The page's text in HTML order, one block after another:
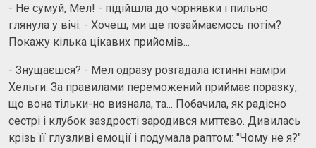
- Не сумуй, Мел! - підійшла до чорнявки і пильно
глянула у вічі. - Хочеш, ми ще позаймаємось потім?
Покажу кілька цікавих прийомів...
- Знущаєшся? - Мел одразу розгадала істинні наміри
Хельги. За правилами переможений приймає поразку,
що вона тільки-но визнала, та... Побачила, як радісно
сестрі і клубок заздрості зародився миттєво. Дивилась
крізь її глузливі емоції і подумала раптом: "Чому не я?"